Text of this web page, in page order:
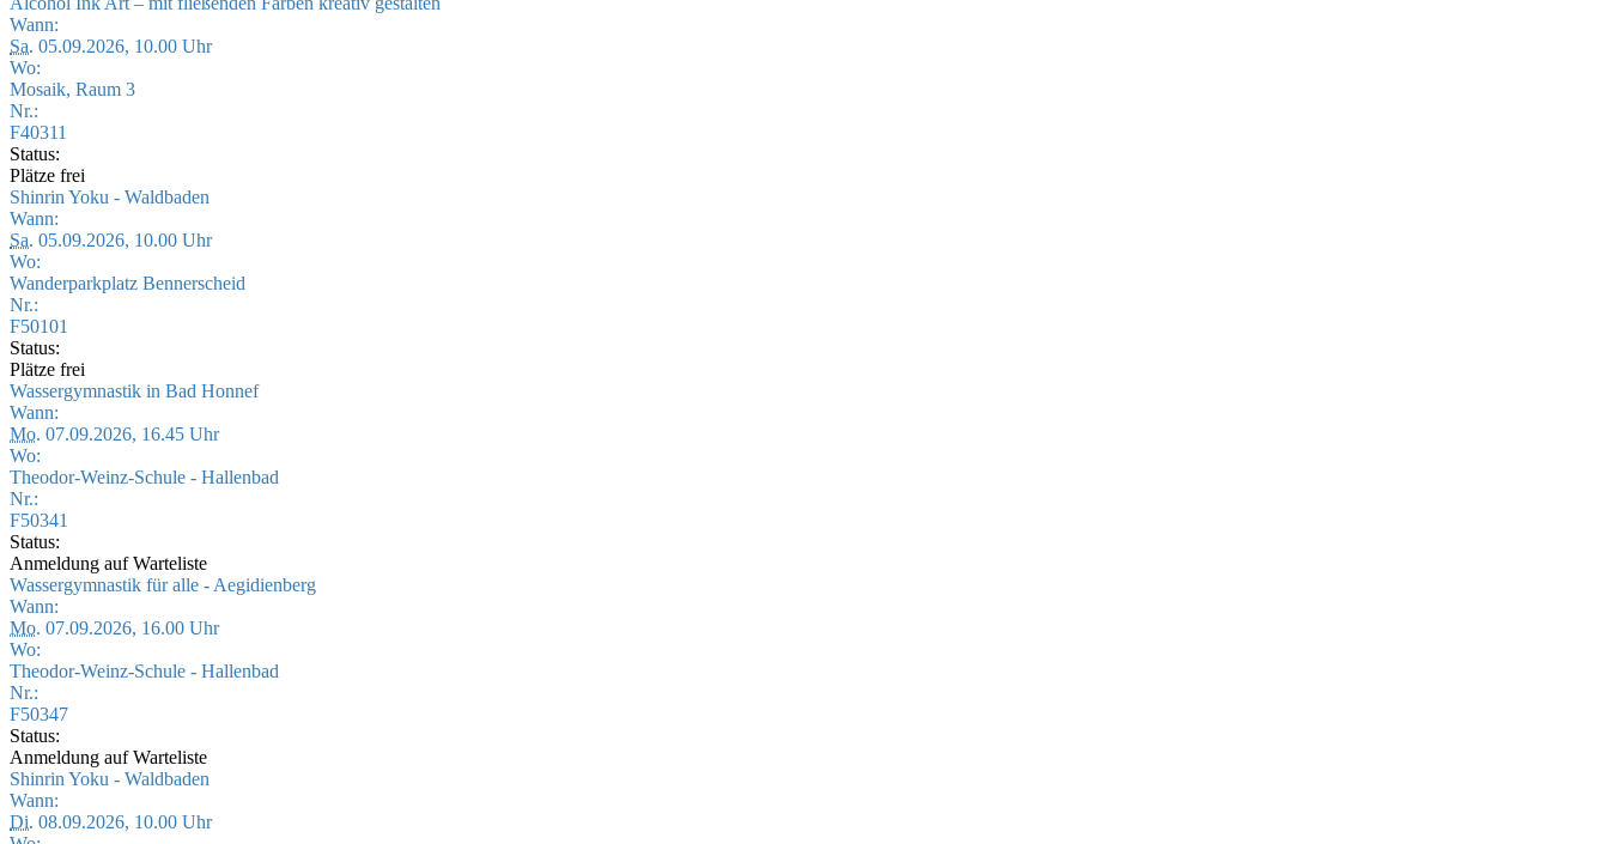
Wann:
Sa. 05.09.2026, 10.00 Uhr
Wo:
Mosaik, Raum 3
Nr.:
F40311
Status:
Plätze frei
Shinrin Yoku - Waldbaden
Wann:
Sa. 05.09.2026, 10.00 Uhr
Wo:
Wanderparkplatz Bennerscheid
Nr.:
F50101
Status:
Plätze frei
Wassergymnastik in Bad Honnef
Wann:
Mo. 07.09.2026, 16.45 Uhr
Wo:
Theodor-Weinz-Schule - Hallenbad
Nr.:
F50341
Status:
Anmeldung auf Warteliste
Wassergymnastik für alle - Aegidienberg
Wann:
Mo. 07.09.2026, 16.00 Uhr
Wo:
Theodor-Weinz-Schule - Hallenbad
Nr.:
F50347
Status:
Anmeldung auf Warteliste
Shinrin Yoku - Waldbaden
Wann:
Di. 08.09.2026, 10.00 Uhr